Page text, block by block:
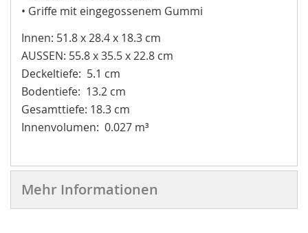
• Griffe mit eingegossenem Gummi
Innen: 51.8 x 28.4 x 18.3 cm
AUSSEN: 55.8 x 35.5 x 22.8 cm
Deckeltiefe: 5.1 cm
Bodentiefe: 13.2 cm
Gesamttiefe: 18.3 cm
Innenvolumen: 0.027 m³
Mehr Informationen